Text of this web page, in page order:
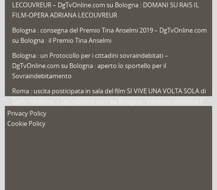
That's Bologna Magazine(25)
Video (archivio) (263)
LECOUVREUR – DgTvOnline.com su Bologna : DOMANI SU RAI5 IL
FILM-OPERA ADRIANA LECOUVREUR
Bologna : consegna del Premio Tina Anselmi 2019 – DgTvOnline.com
su Bologna : il Premio Tina Anselmi
Bologna : un Protocollo per i cittadini sovraindebitati –
DgTvOnline.com su Bologna : aperto lo sportello per il
Sovraindebitamento
Roma : uscita posticipata in sala del film SI VIVE UNA VOLTA SOLA di
su
nuovo film
Privacy Policy
Cookie Policy